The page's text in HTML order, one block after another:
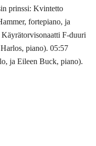
prinssi: Kvintetto
fortepiano, ja
F-duuri
piano). 05:57
ja Eileen Buck, piano).